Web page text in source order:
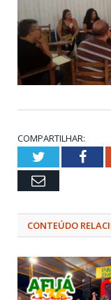
COMPARTILHAR:
Twitter
Email
CONTEÚDO